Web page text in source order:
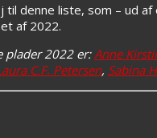
denne liste, som – ud
af 2022.
plader 2022 er: Anne
C.F. Petersen, Sabina